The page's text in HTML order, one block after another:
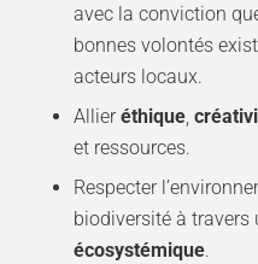
avec la conviction
bonnes volontés
acteurs locaux.
Allieréthique,
et ressources.
Respecter
biodiversité à travers
écosystémique.